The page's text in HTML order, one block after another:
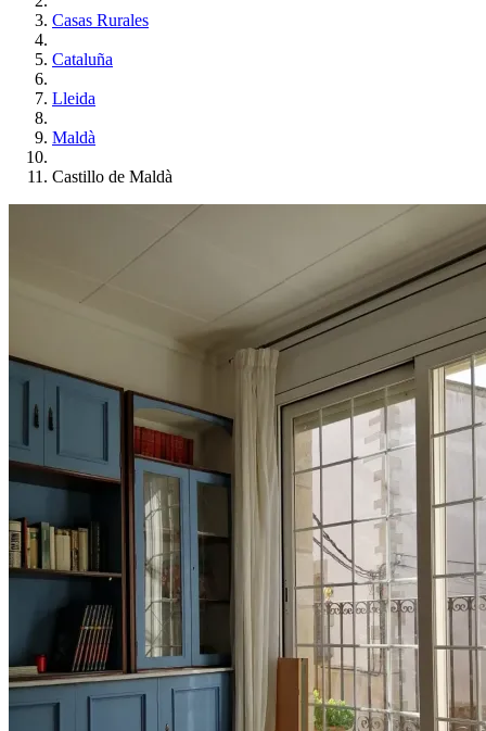
Casas Rurales
Cataluña
Lleida
Maldà
Castillo de Maldà